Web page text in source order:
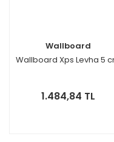
Wallboard
Wallboard Xps Levha 5
1.484,84 TL